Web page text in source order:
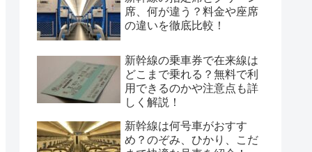
席、何が違う？料金や座席
の違いを徹底比較！
新幹線の乗車券で在来線は
どこまで乗れる？無料で利
用できるのかや注意点も詳
しく解説！
新幹線は何号車がおすす
め？のぞみ、ひかり、こだ